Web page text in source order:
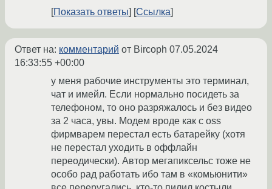
Показать ответы
Ссылка
Ответ на: комментарий от Bircoph 07.05.2024
16:33:55 +00:00
у меня рабочие инструменты это терминал,
чат и имейл. Если нормально посидеть за
телефоном, то оно разряжалось и без видео
за 2 часа, увы. Модем вроде как с oss
фирмварем перестал есть батарейку (хотя
не перестал уходить в оффлайн
переодически). Автор мегапиксельс тоже не
особо рад работать ибо там в «комьюнити»